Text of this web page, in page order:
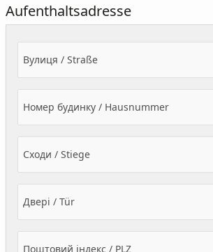
Aufenthaltsadresse
Вулиця / Straße
Номер будинку / Hausnummer
Сходи / Stiege
Двері / Tür
Поштовий індекс / PLZ